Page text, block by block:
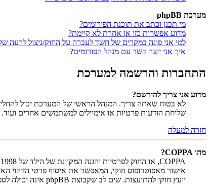
מערכת phpBB
מי תכנן וכתב את תוכנת הפורומים?
מדוע אפשרות כזו או אחרת לא קיימת?
למי אני פונה במקרים של חשד לעברה על החוק/ניצול לרעה
איך אני יוצר קשר עם מנהל הפורומים?
התחברות והרשמה למערכת
מדוע אני צריך להירשם?
לא בטוח שאתה צריך. המנהל הראשי של המערכת יכול
שליחת הודעות פרטיות או אימיילים למשתמשים אחרים
חזרה למעלה
מהו COPPA?
יועץ חוקי להתיעצות. שים לב שקבוצת phpBB אינה יכולה לספק יעוץ חוקי ואינה נקודה ליצירת קשר לענייני חוק מכל סוג, ובפרט הרשום להלן.